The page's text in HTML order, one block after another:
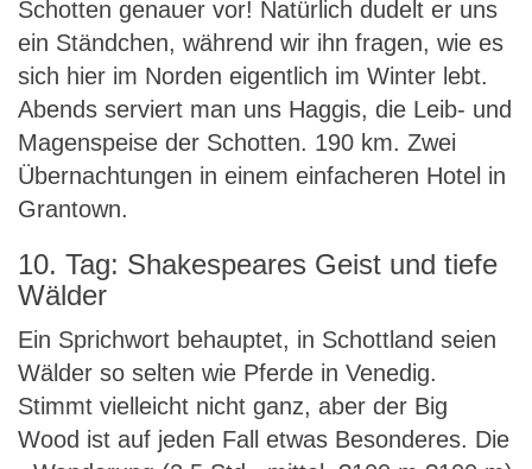
Schotten genauer vor! Natürlich dudelt er uns
ein Ständchen, während wir ihn fragen, wie es
sich hier im Norden eigentlich im Winter lebt.
Abends serviert man uns Haggis, die Leib- und
Magenspeise der Schotten. 190 km. Zwei
Übernachtungen in einem einfacheren Hotel in
Grantown.
10. Tag: Shakespeares Geist und tiefe
Wälder
Ein Sprichwort behauptet, in Schottland seien
Wälder so selten wie Pferde in Venedig.
Stimmt vielleicht nicht ganz, aber der Big
Wood ist auf jeden Fall etwas Besonderes. Die